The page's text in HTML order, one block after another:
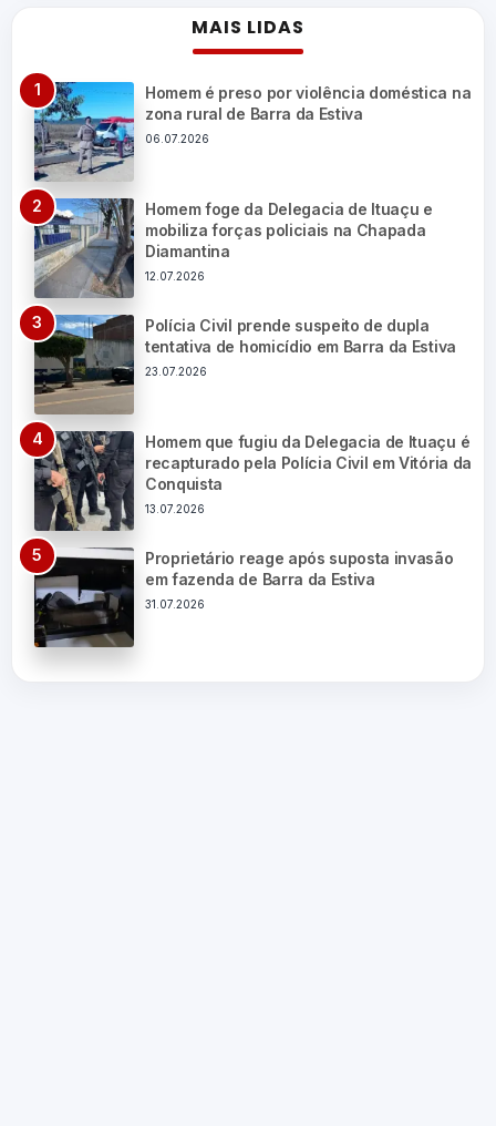
MAIS LIDAS
Homem é preso por violência doméstica na
zona rural de Barra da Estiva
06.07.2026
Homem foge da Delegacia de Ituaçu e
mobiliza forças policiais na Chapada
Diamantina
12.07.2026
Polícia Civil prende suspeito de dupla
tentativa de homicídio em Barra da Estiva
23.07.2026
Homem que fugiu da Delegacia de Ituaçu é
recapturado pela Polícia Civil em Vitória da
Conquista
13.07.2026
Proprietário reage após suposta invasão
em fazenda de Barra da Estiva
31.07.2026